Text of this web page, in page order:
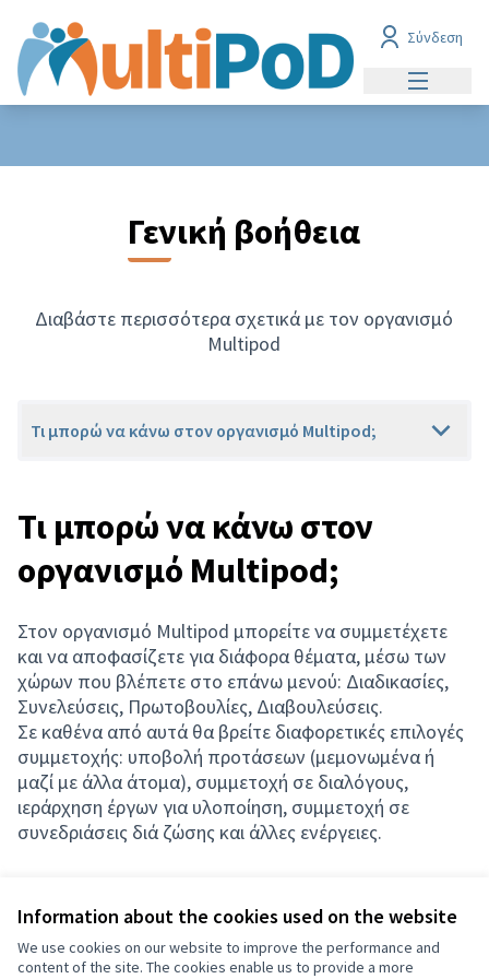
Information about the cookies used on the website
We use cookies on our website to improve the performance and
content of the site. The cookies enable us to provide a more
Main menu
Σύνδεση
Γενική βοήθεια
Διαβάστε περισσότερα σχετικά με τον οργανισμό
Multipod
Τι μπορώ να κάνω στον οργανισμό Multipod;
Τι μπορώ να κάνω στον
οργανισμό Multipod;
Στον οργανισμό Multipod μπορείτε να συμμετέχετε
και να αποφασίζετε για διάφορα θέματα, μέσω των
χώρων που βλέπετε στο επάνω μενού: Διαδικασίες,
Συνελεύσεις, Πρωτοβουλίες, Διαβουλεύσεις.
Σε καθένα από αυτά θα βρείτε διαφορετικές επιλογές
συμμετοχής: υποβολή προτάσεων (μεμονωμένα ή
μαζί με άλλα άτομα), συμμετοχή σε διαλόγους,
ιεράρχηση έργων για υλοποίηση, συμμετοχή σε
συνεδριάσεις διά ζώσης και άλλες ενέργειες.
Cookie settings